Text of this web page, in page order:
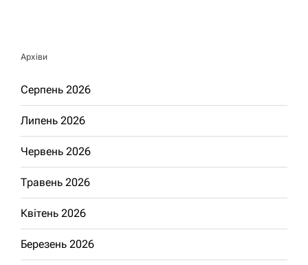
Архіви
Серпень 2026
Липень 2026
Червень 2026
Травень 2026
Квітень 2026
Березень 2026